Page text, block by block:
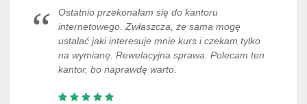
Ostatnio przekonałam się do kantoru
internetowego. Zwłaszcza, że sama mogę
ustalać jaki interesuje mnie kurs i czekam tylko
na wymianę. Rewelacyjna sprawa. Polecam ten
kantor, bo naprawdę warto.